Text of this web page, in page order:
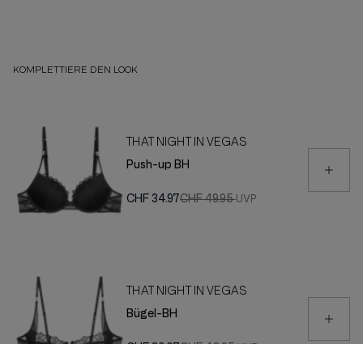
KOMPLETTIERE DEN LOOK
THAT NIGHT IN VEGAS
Push-up BH
CHF 34.97CHF 49.95
THAT NIGHT IN VEGAS
Bügel-BH